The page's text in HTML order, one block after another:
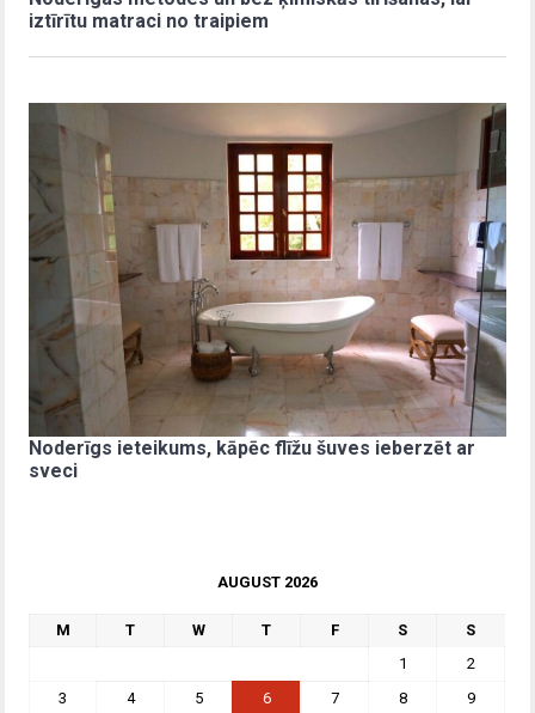
iztīrītu matraci no traipiem
Noderīgs ieteikums, kāpēc flīžu šuves ieberzēt ar
sveci
AUGUST 2026
M T W T F S
S
1
2
3
4 5 6 7 8 9